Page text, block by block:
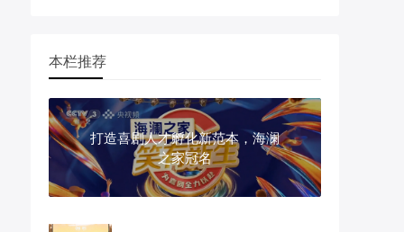
本栏推荐
打造喜剧人才孵化新范本，海澜
之家冠名